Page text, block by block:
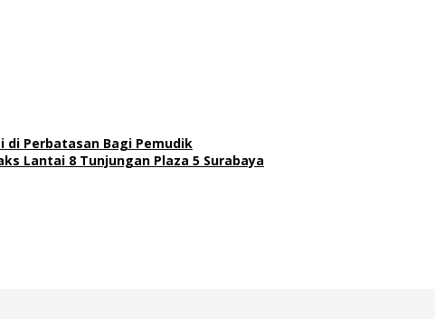
di Perbatasan Bagi Pemudik
Lantai 8 Tunjungan Plaza 5 Surabaya